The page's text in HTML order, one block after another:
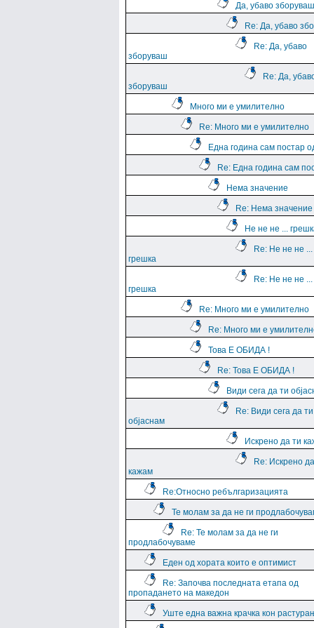
Да, убаво зборуваш
Re: Да, убаво
Re: Да, убаво
зборуваш
Re: Да,
зборуваш
Много ми е умилително
Re: Много ми е умилително
Една година сам постар
Re: Една година сам
Нема значение
Re: Нема значение
Не не не ...
Re: Не не не ...
грешка
Re: Не не не ...
грешка
Re: Много ми е умилително
Re: Много ми е
Това Е ОБИДА !
Re: Това Е ОБИДА !
Види сега да ти
Re: Види сега да ти
објаснам
Искрено да ти
Re: Искрено
кажам
Re:Относно ребългаризацията
Те молам за да не ги
Re: Те молам за да не ги
продлабочуваме
Еден од хората които е оптимист
Re: Започва последната етапа од
пропадането на македон
Уште една важна крачка кон